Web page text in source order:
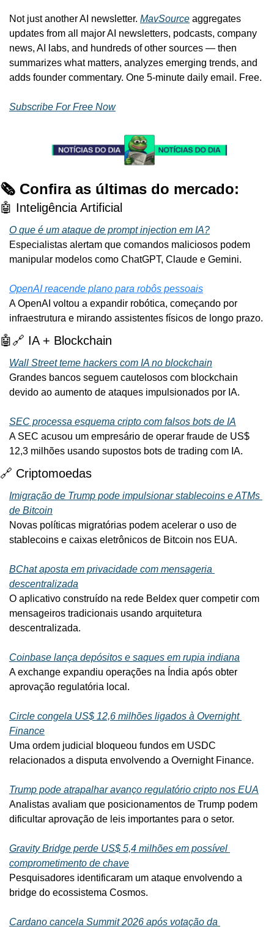
Not just another AI newsletter. MavSource aggregates
updates from all major AI newsletters, podcasts, company
news, AI labs, and hundreds of other sources — then
summarizes what matters, analyzes emerging trends, and
adds founder commentary. One 5-minute daily email. Free.
Subscribe For Free Now
🗞️ Confira as últimas do mercado:
🤖 Inteligência Artificial
O que é um ataque de prompt injection em IA?
Especialistas alertam que comandos maliciosos podem
manipular modelos como ChatGPT, Claude e Gemini.
OpenAI reacende plano para robôs pessoais
A OpenAI voltou a expandir robótica, começando por
infraestrutura e mirando assistentes físicos de longo prazo.
🤖🔗 IA + Blockchain
Wall Street teme hackers com IA no blockchain
Grandes bancos seguem cautelosos com blockchain
devido ao aumento de ataques impulsionados por IA.
SEC processa esquema cripto com falsos bots de IA
A SEC acusou um empresário de operar fraude de US$
12,3 milhões usando supostos bots de trading com IA.
🔗 Criptomoedas
Imigração de Trump pode impulsionar stablecoins e ATMs
de Bitcoin
Novas políticas migratórias podem acelerar o uso de
stablecoins e caixas eletrônicos de Bitcoin nos EUA.
BChat aposta em privacidade com mensageria
descentralizada
O aplicativo construído na rede Beldex quer competir com
mensageiros tradicionais usando arquitetura
descentralizada.
Coinbase lança depósitos e saques em rupia indiana
A exchange expandiu operações na Índia após obter
aprovação regulatória local.
Circle congela US$ 12,6 milhões ligados à Overnight
Finance
Uma ordem judicial bloqueou fundos em USDC
relacionados a disputa envolvendo a Overnight Finance.
Trump pode atrapalhar avanço regulatório cripto nos EUA
Analistas avaliam que posicionamentos de Trump podem
dificultar aprovação de leis importantes para o setor.
Gravity Bridge perde US$ 5,4 milhões em possível
comprometimento de chave
Pesquisadores identificaram um ataque envolvendo a
bridge do ecossistema Cosmos.
Cardano cancela Summit 2026 após votação da